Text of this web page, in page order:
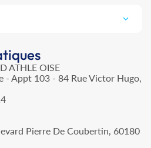
ATHLE OISE
- Appt 103 - 84 Rue Victor Hugo,
Pierre De Coubertin, 60180